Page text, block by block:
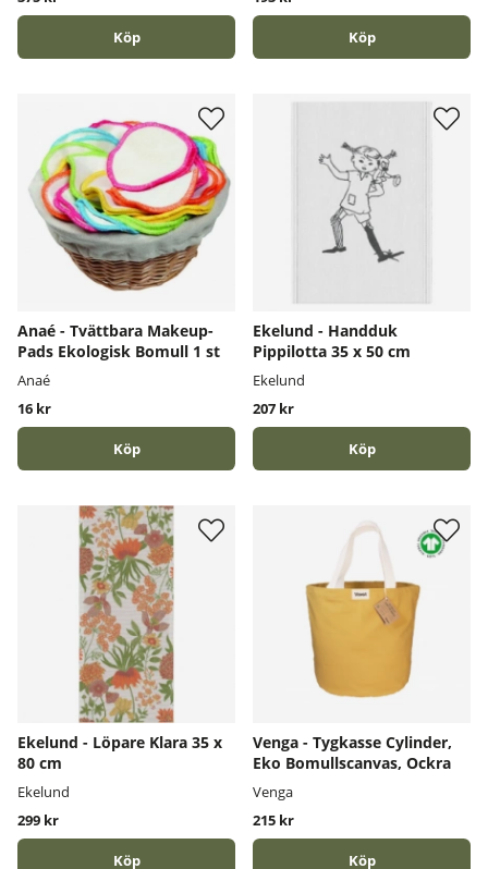
Köp Köp
Anaé - Tvättbara Makeup-
Pads Ekologisk Bomull 1 st
Anaé
16 kr
Köp
Ekelund - Handduk
Pippilotta 35 x 50 cm
Ekelund
207 kr
Köp
Ekelund - Löpare Klara 35 x
80 cm
Ekelund
299 kr
Köp
Venga - Tygkasse Cylinder,
Eko Bomullscanvas, Ockra
Venga
215 kr
Köp